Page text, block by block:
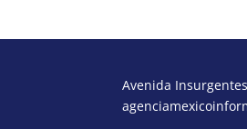
Avenida